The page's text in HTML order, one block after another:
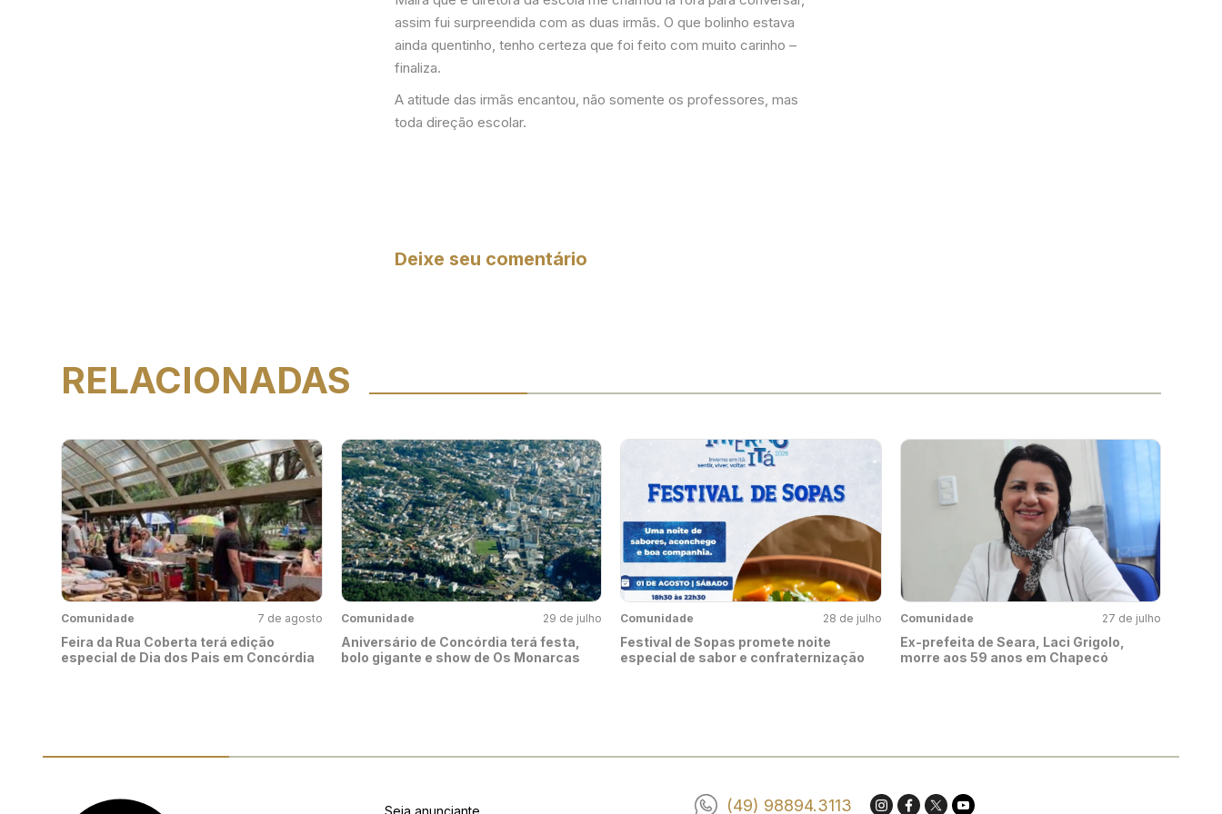
assim fui surpreendida com as duas irmãs. O que bolinho estava
ainda quentinho, tenho certeza que foi feito com muito carinho –
finaliza.
A atitude das irmãs encantou, não somente os professores, mas
toda direção escolar.
Deixe seu comentário
RELACIONADAS
Comunidade 7 de agosto
Feira da Rua Coberta terá edição
especial de Dia dos Pais em Concórdia
Comunidade 29 de julho
Aniversário de Concórdia terá festa,
bolo gigante e show de Os Monarcas
Comunidade 28 de julho
Festival de Sopas promete noite
especial de sabor e confraternização
Comunidade 27 de julho
Ex-prefeita de Seara, Laci Grigolo,
morre aos 59 anos em Chapecó
Seja anunciante (49) 98894.3113